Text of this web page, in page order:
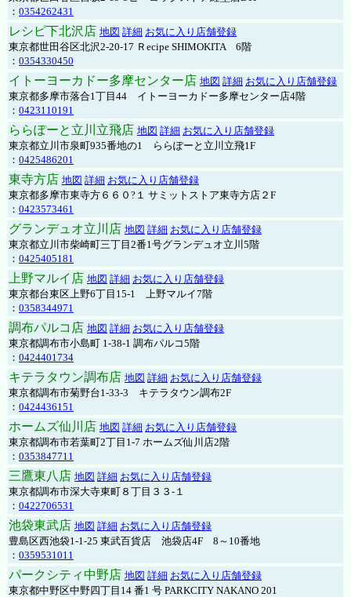
： 0354262431
レシピ下北沢店 地図 詳細 お気に入り店舗登録
東京都世田谷区北沢2-20-17 Ｒecipe SHIMOKITA 6階
： 0354330450
イトーヨーカドー多摩センター店 地図 詳細 お気に入り店舗登録
東京都多摩市落合1丁目44 イトーヨーカドー多摩センター店4階
： 0423110191
ららぽーと立川立飛店 地図 詳細 お気に入り店舗登録
東京都立川市泉町935番地の1 ららぽーと立川立飛1F
： 0425486201
東寺方店 地図 詳細 お気に入り店舗登録
東京都多摩市東寺方６６０?１ サミットストア東寺方店２F
： 0423573461
グランデュオ立川店 地図 詳細 お気に入り店舗登録
東京都立川市柴崎町三丁目2番1号グランデュオ立川5階
： 0425405181
上野マルイ店 地図 詳細 お気に入り店舗登録
東京都台東区上野6丁目15-1 上野マルイ7階
： 0358344971
調布パルコ店 地図 詳細 お気に入り店舗登録
東京都調布市小島町 1-38-1 調布パルコ5階
： 0424401734
キテラタウン調布店 地図 詳細 お気に入り店舗登録
東京都調布市菊野台1-33-3 キテラタウン調布2F
： 0424436151
ホームズ仙川店 地図 詳細 お気に入り店舗登録
東京都調布市若葉町2丁目1-7 ホームズ仙川店2階
： 0353847711
三鷹東八店 地図 詳細 お気に入り店舗登録
東京都調布市深大寺東町８丁目３３-１
： 0422706531
池袋東武店 地図 詳細 お気に入り店舗登録
豊島区西池袋1-1-25 東武百貨店 池袋店4F 8～10番地
： 0359531011
パークシティ中野店 地図 詳細 お気に入り店舗登録
東京都中野区中野四丁目14 番1 号 PARKCITY NAKANO 201